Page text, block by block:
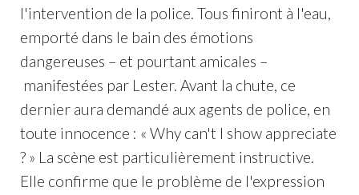
l'intervention de la police. Tous finiront à l'eau,
emporté dans le bain des émotions
dangereuses – et pourtant amicales –
manifestées par Lester. Avant la chute, ce
dernier aura demandé aux agents de police, en
toute innocence : « Why can't I show appreciate
? » La scène est particulièrement instructive.
Elle confirme que le problème de l'expression